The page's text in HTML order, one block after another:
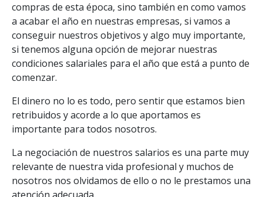
compras de esta época, sino también en como vamos
a acabar el año en nuestras empresas, si vamos a
conseguir nuestros objetivos y algo muy importante,
si tenemos alguna opción de mejorar nuestras
condiciones salariales para el año que está a punto de
comenzar.
El dinero no lo es todo, pero sentir que estamos bien
retribuidos y acorde a lo que aportamos es
importante para todos nosotros.
La negociación de nuestros salarios es una parte muy
relevante de nuestra vida profesional y muchos de
nosotros nos olvidamos de ello o no le prestamos una